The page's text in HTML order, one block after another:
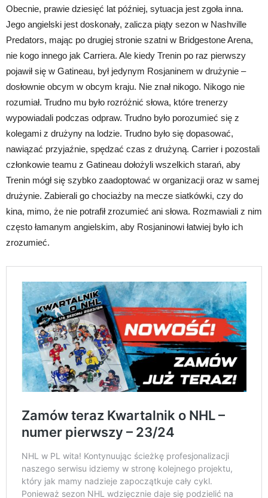
Obecnie, prawie dziesięć lat później, sytuacja jest zgoła inna.
Jego angielski jest doskonały, zalicza piąty sezon w Nashville
Predators, mając po drugiej stronie szatni w Bridgestone Arena,
nie kogo innego jak Carriera. Ale kiedy Trenin po raz pierwszy
pojawił się w Gatineau, był jedynym Rosjaninem w drużynie –
dosłownie obcym w obcym kraju. Nie znał nikogo. Nikogo nie
rozumiał. Trudno mu było rozróżnić słowa, które trenerzy
wypowiadali podczas odpraw. Trudno było porozumieć się z
kolegami z drużyny na lodzie. Trudno było się dopasować,
nawiązać przyjaźnie, spędzać czas z drużyną. Carrier i pozostali
członkowie teamu z Gatineau dołożyli wszelkich starań, aby
Trenin mógł się szybko zaadoptować w organizacji oraz w samej
drużynie. Zabierali go chociażby na mecze siatkówki, czy do
kina, mimo, że nie potrafił zrozumieć ani słowa. Rozmawiali z nim
często łamanym angielskim, aby Rosjaninowi łatwiej było ich
zrozumieć.